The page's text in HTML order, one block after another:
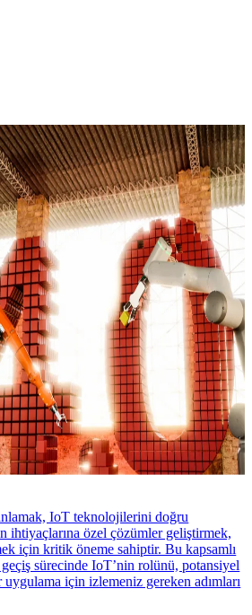
IoT teknolojilerini doğru
ihtiyaçlarına özel çözümler geliştirmek,
için kritik öneme sahiptir. Bu kapsamlı
sürecinde IoT’nin rolünü, potansiyel
uygulama için izlemeniz gereken adımları